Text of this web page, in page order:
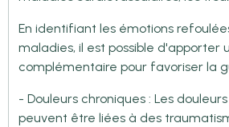
En identifiant les émotions
maladies, il est possible d'apporter
complémentaire pour favoriser la
- Douleurs chroniques : Les
peuvent être liées à des